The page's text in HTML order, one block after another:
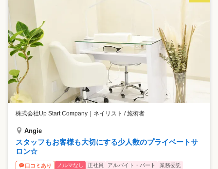
株式会社Up Start Company ｜ ネイリスト / 施術者
Angie
スタッフもお客様も大切にする少人数のプライベートサ
ロン☆
口コミあり ノルマなし 正社員 アルバイト・パート
業務委託